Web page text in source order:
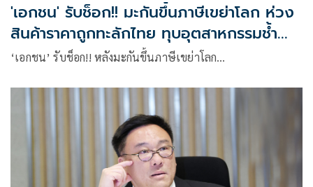
'เอกชน' รับช็อก!! มะกันขึ้นภาษีเขย่าโลก ห่วง
สินค้าราคาถูกทะลักไทย ทุบอุตสาหกรรมช้ำ
หนัก
‘เอกชน’ รับช็อก!! หลังมะกันขึ้นภาษีเขย่าโลก…